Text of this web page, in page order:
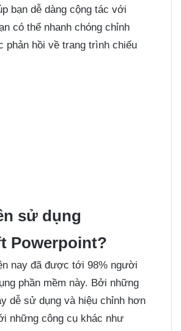
bạn dễ dàng cộng tác với
có thể nhanh chóng chỉnh
phản hồi về trang trình chiếu
sử dụng
Powerpoint?
nay đã được tới 98% người
phần mềm này. Bởi những
dễ sử dụng và hiệu chỉnh hơn
những công cụ khác như